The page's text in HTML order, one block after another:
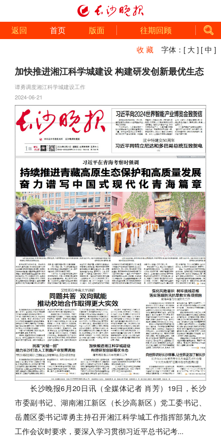
返回 首页 版面 往期回顾
收 藏 字体： [ 大 ] [ 中 ]
加快推进湘江科学城建设 构建研发创新最优生态
谭勇调度湘江科学城建设工作
2024-06-21
长沙晚报6月20日讯（全媒体记者 肖芳）19日，长沙
市委副书记、湖南湘江新区（长沙高新区）党工委书记、
岳麓区委书记谭勇主持召开湘江科学城工作指挥部第九次
工作会议时要求，要深入学习贯彻习近平总书记考...